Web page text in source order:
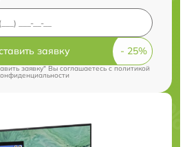
заявку
заявку" Вы соглашаетесь cполитикой